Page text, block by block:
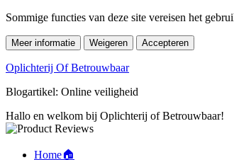
Sommige functies van deze site vereisen het
Meer informatie Weigeren Accepteren
Oplichterij Of Betrouwbaar
Blogartikel: Online veiligheid
Hallo en welkom bij Oplichterij of Betrouwbaar!
Home🏠︎